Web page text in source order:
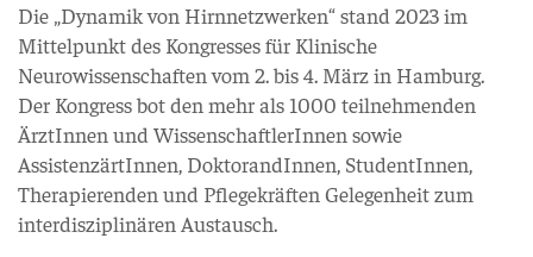
Die „Dynamik von Hirnnetzwerken“ stand 2023 im
Mittelpunkt des Kongresses für Klinische
Neurowissenschaften vom 2. bis 4. März in Hamburg.
Der Kongress bot den mehr als 1000 teilnehmenden
ÄrztInnen und WissenschaftlerInnen sowie
AssistenzärtInnen, DoktorandInnen, StudentInnen,
Therapierenden und Pflegekräften Gelegenheit zum
interdisziplinären Austausch.